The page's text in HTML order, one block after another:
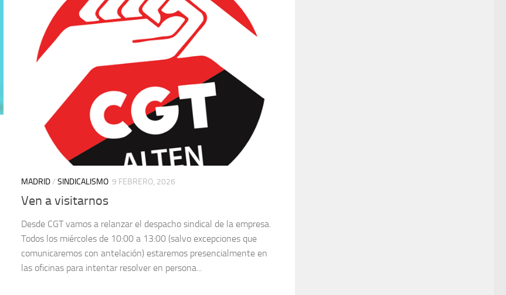
MADRID/ SINDICALISMO 9 FEBRERO, 2026
Ven a visitarnos
Desde CGT vamos a relanzar el despacho sindical de la empresa.
Todos los miércoles de 10:00 a 13:00 (salvo excepciones que
comunicaremos con antelación) estaremos presencialmente en
las oficinas para intentar resolver en persona...